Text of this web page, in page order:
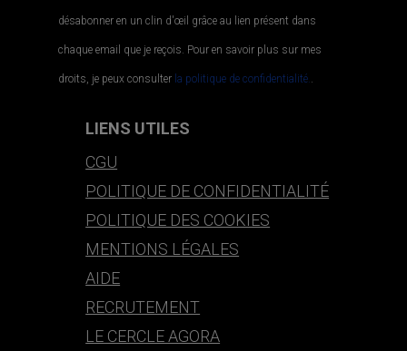
désabonner en un clin d'œil grâce au lien présent dans
chaque email que je reçois. Pour en savoir plus sur mes
droits, je peux consulter la politique de confidentialité..
LIENS UTILES
CGU
POLITIQUE DE CONFIDENTIALITÉ
POLITIQUE DES COOKIES
MENTIONS LÉGALES
AIDE
RECRUTEMENT
LE CERCLE AGORA